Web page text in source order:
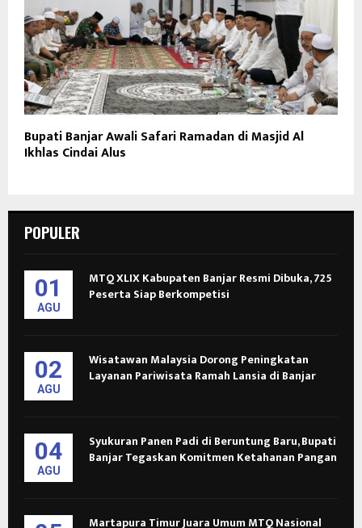
Bupati Banjar Awali Safari Ramadan di Masjid Al
Ikhlas Cindai Alus
POPULER
01
AGU
MTQ XLIX Kabupaten Banjar Resmi Dibuka, 725
Peserta Siap Berkompetisi
02
AGU
Wisatawan Malaysia Dorong Peningkatan
Layanan Pariwisata Ramah Lansia di Banjar
04
AGU
Syukuran Panen Padi di Beruntung Baru, Bupati
Banjar Tegaskan Komitmen Ketahanan Pangan
Martapura Timur Juara Umum MTQ Nasional